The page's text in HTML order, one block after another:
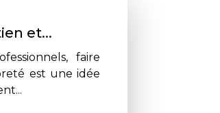
et...
faire
est une idée